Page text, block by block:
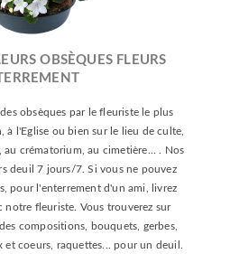
OBSÈQUES FLEURS
obsèques par le fleuriste le plus
à l'Eglise ou bien sur le lieu de culte,
crématorium, au cimetière... . Nos
deuil 7 jours/7. Si vous ne pouvez
pour l'enterrement d'un ami, livrez
notre fleuriste. Vous trouverez sur
compositions, bouquets, gerbes,
coeurs, raquettes... pour un deuil.